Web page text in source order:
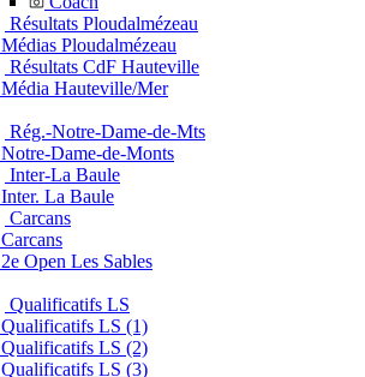
Résultats Ploudalmézeau
Médias Ploudalmézeau
Résultats CdF Hauteville
Média Hauteville/Mer
Rég.-Notre-Dame-de-Mts
Notre-Dame-de-Monts
Inter-La Baule
Inter. La Baule
Carcans
Carcans
2e Open Les Sables
Qualificatifs LS
Qualificatifs LS (1)
Qualificatifs LS (2)
Qualificatifs LS (3)